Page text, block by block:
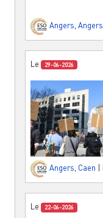
Angers
Le 29-06-2026
Angers, Caen
Le 22-06-2026